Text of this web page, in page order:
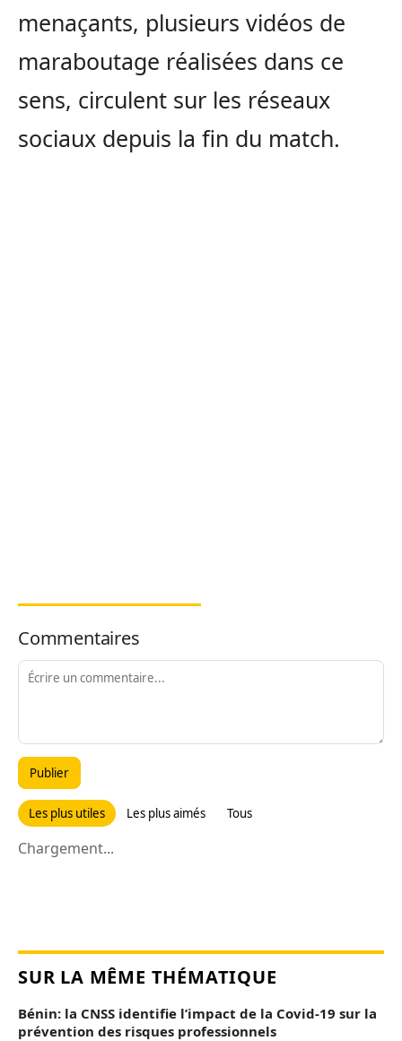
menaçants, plusieurs vidéos de
maraboutage réalisées dans ce
sens, circulent sur les réseaux
sociaux depuis la fin du match.
Commentaires
Publier
Les plus utiles Les plus aimés Tous
Chargement...
SUR LA MÊME THÉMATIQUE
Bénin: la CNSS identifie l’impact de la Covid-19 sur la
prévention des risques professionnels